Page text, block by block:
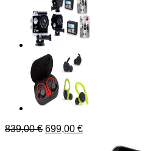
839,00€ 699,00 €